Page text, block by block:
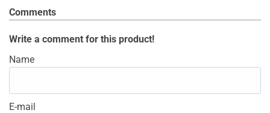
Comments
Write a comment for this product!
Name
E-mail